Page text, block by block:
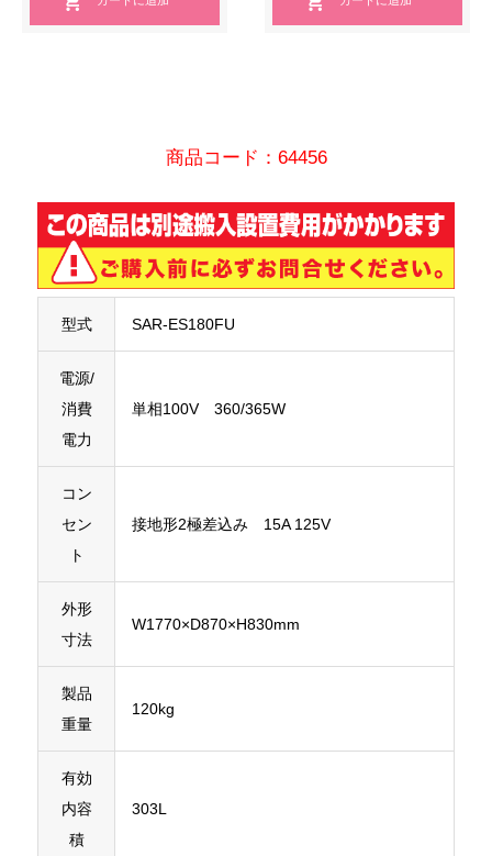
商品コード：64456
型式 SAR-ES180FU
電源/
消費
電力
単相100V 360/365W
コン
セン
ト
接地形2極差込み 15A 125V
外形
寸法
W1770×D870×H830mm
製品
重量
120kg
有効
内容
積
303L